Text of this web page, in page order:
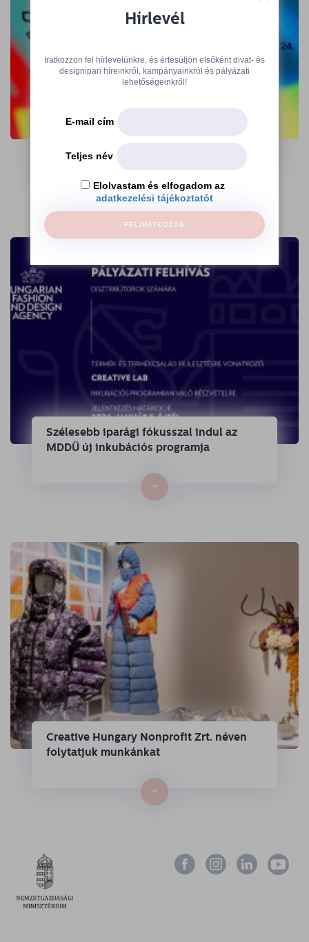
A 360 Design Budapest kiállítói várnak
→
Szélesebb iparági fókusszal indul az
MDDÜ új inkubációs programja
→
Creative Hungary Nonprofit Zrt. néven
folytatjuk munkánkat
→
Hírlevél
Iratkozzon fel hírlevelünkre, és értesüljön elsőként divat- és
designipari híreinkről, kampányainkról és pályázati
lehetőségeinkről!
E-mail cím
Teljes név
Elolvastam és elfogadom az
adatkezelési tájékoztatót
FELIRATKOZÁS